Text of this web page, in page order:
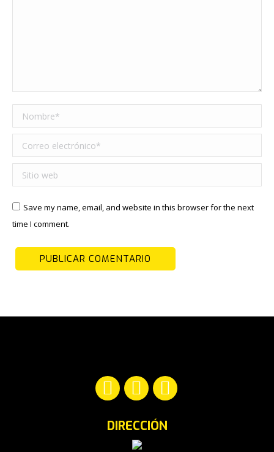
Nombre *
Correo electrónico *
Sitio web
Save my name, email, and website in this browser for the next
time I comment.
PUBLICAR COMENTARIO
Facebook
opens
YouTube
opens
in
Instagram
opens
DIRECCIÓN